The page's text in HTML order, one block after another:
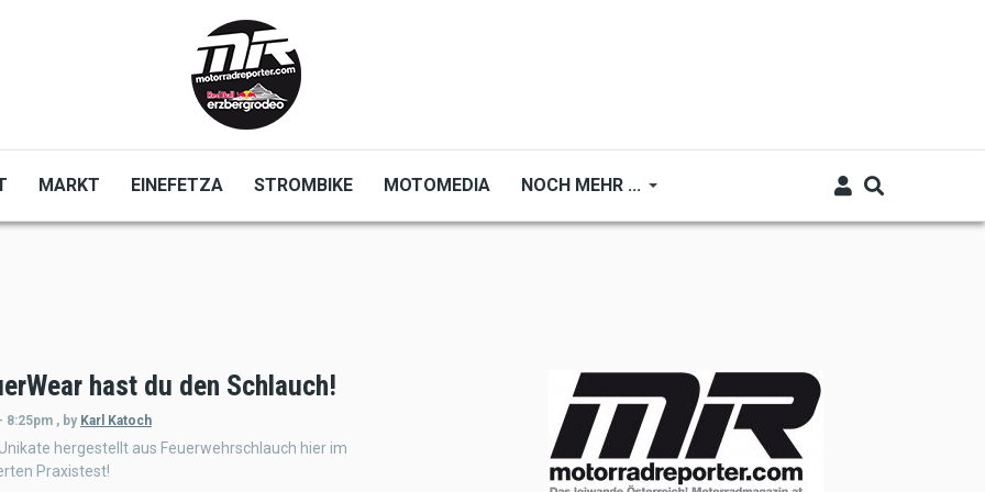
MARKT EINEFETZA STROMBIKE MOTOMEDIA NOCH MEHR ...
hast du den Schlauch!
8:25pm , by Karl Katoch
hergestellt aus Feuerwehrschlauch hier im
Praxistest!